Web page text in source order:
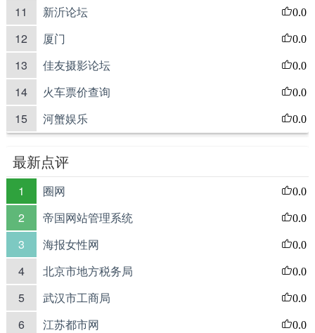
11 新沂论坛 0.0
12 厦门 0.0
13 佳友摄影论坛 0.0
14 火车票价查询 0.0
15 河蟹娱乐 0.0
最新点评
1 圈网 0.0
2 帝国网站管理系统 0.0
3 海报女性网 0.0
4 北京市地方税务局 0.0
5 武汉市工商局 0.0
6 江苏都市网 0.0